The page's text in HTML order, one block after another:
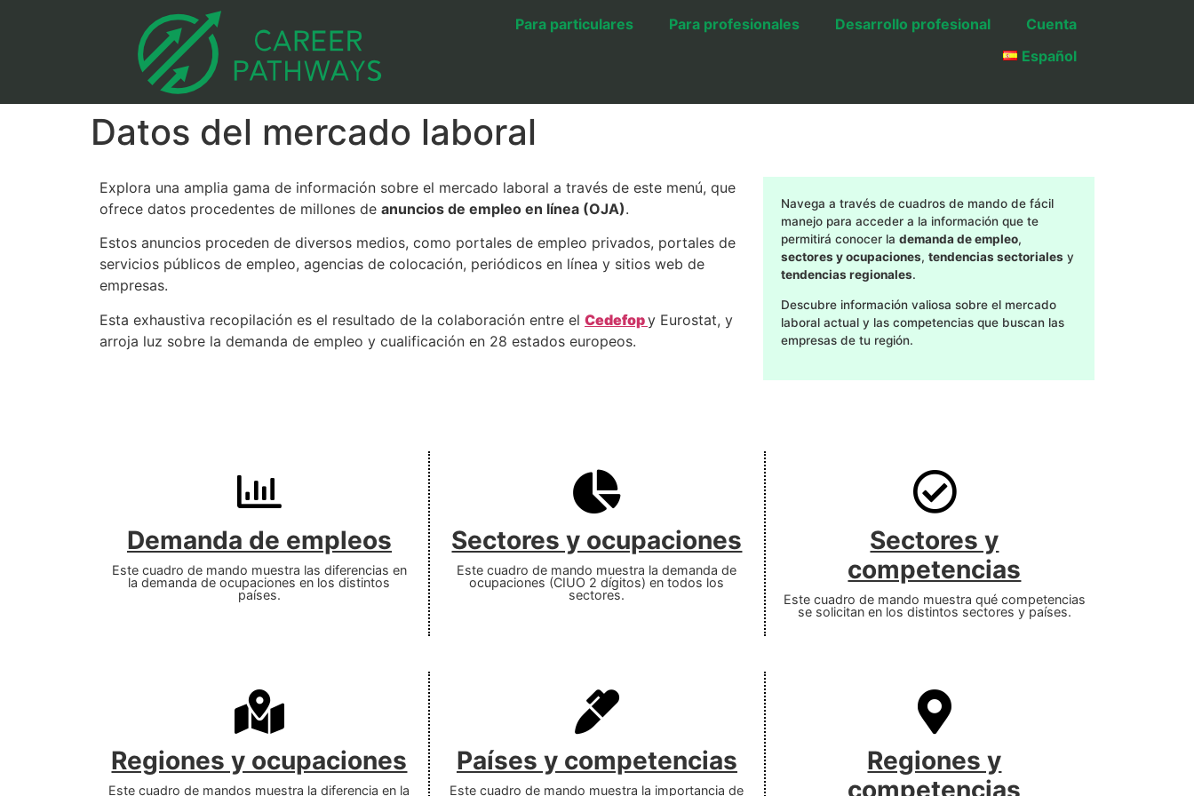
Para particulares Para profesionales Desarrollo profesional
Cuenta
Español
Datos del mercado laboral
Explora una amplia gama de información sobre el mercado laboral a través de este menú, que
ofrece datos procedentes de millones de anuncios de empleo en línea (OJA).
Estos anuncios proceden de diversos medios, como portales de empleo privados, portales de
servicios públicos de empleo, agencias de colocación, periódicos en línea y sitios web de
empresas.
Esta exhaustiva recopilación es el resultado de la colaboración entre el Cedefopy Eurostat, y
arroja luz sobre la demanda de empleo y cualificación en 28 estados europeos.
Navega a través de cuadros de mando de fácil
manejo para acceder a la información que te
permitirá conocer la demanda de empleo,
sectores y ocupaciones, tendencias sectoriales y
tendencias regionales.
Descubre información valiosa sobre el mercado
laboral actual y las competencias que buscan las
empresas de tu región.
Demanda de empleos
Este cuadro de mando muestra las diferencias en
la demanda de ocupaciones en los distintos
países.
Sectores y ocupaciones
Este cuadro de mando muestra la demanda de
ocupaciones (CIUO 2 dígitos) en todos los
sectores.
Sectores y
competencias
Este cuadro de mando muestra qué competencias
se solicitan en los distintos sectores y países.
Regiones y ocupaciones
Este cuadro de mandos muestra la diferencia en la
Países y competencias
Este cuadro de mando muestra la importancia de
Regiones y
competencias